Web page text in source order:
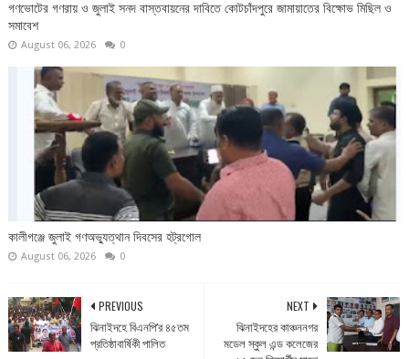
গণভোটের গণরায় ও জুলাই সনদ বাস্তবায়নের দাবিতে কোটচাঁদপুরে জামায়াতের বিক্ষোভ মিছিল ও
সমাবেশ
August 06, 2026 0
কালীগঞ্জে জুলাই গণঅভ্যুত্থান দিবসের হট্রগোল
August 06, 2026 0
NEXT
ঝিনাইদহের কাঞ্চননগর
মডেল স্কুল এন্ড কলেজের
PREVIOUS
ঝিনাইদহে বিএনপি’র ৪৫তম
প্রতিষ্ঠাবার্ষিকী পালিত